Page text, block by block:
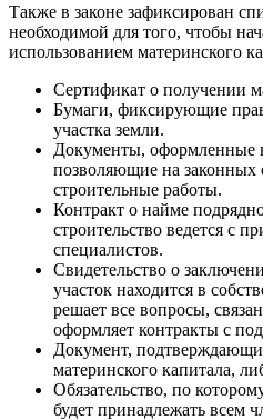
Также в законе зафиксирован
необходимой для того, чтобы
использованием материнского
Сертификат о получении
Бумаги, фиксирующие
участка земли.
Документы, оформленные
позволяющие на законных
строительные работы.
Контракт о найме
строительство ведется с
специалистов.
Свидетельство о
участок находится в
решает все вопросы,
оформляет контракты с
Документ,
материнского капитала,
Обязательство, по
будет принадлежать всем